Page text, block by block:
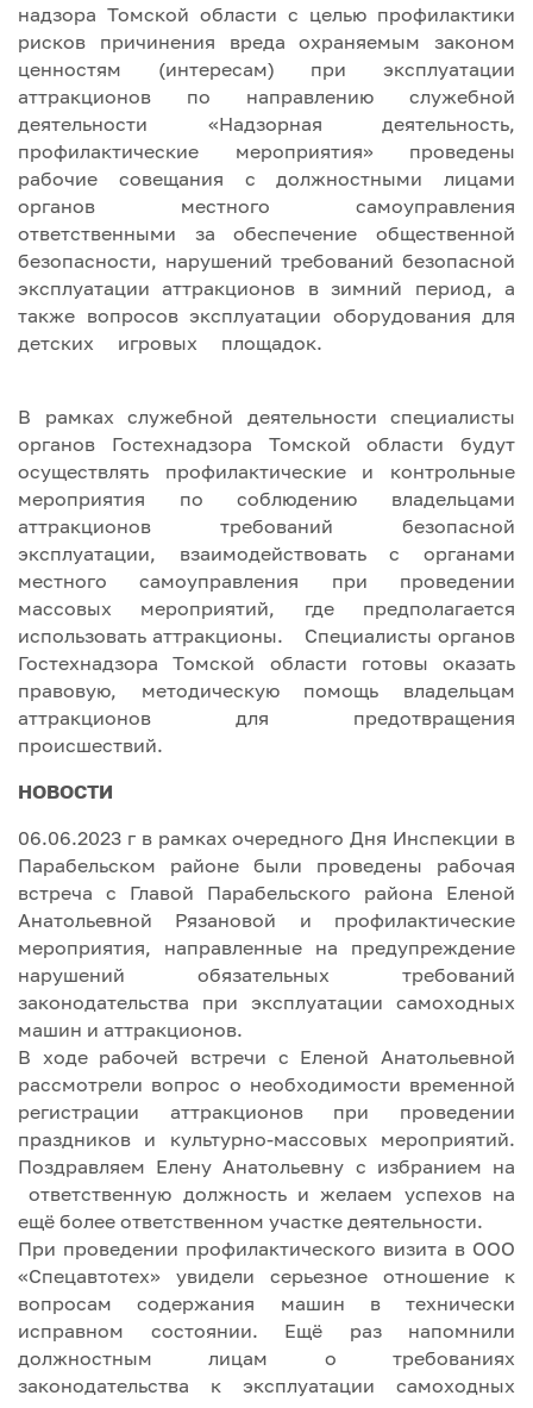
надзора Томской области с целью профилактики
рисков причинения вреда охраняемым законом
ценностям (интересам) при эксплуатации
аттракционов по направлению служебной
деятельности «Надзорная деятельность,
профилактические мероприятия» проведены
рабочие совещания с должностными лицами
органов местного самоуправления
ответственными за обеспечение общественной
безопасности, нарушений требований безопасной
эксплуатации аттракционов в зимний период, а
также вопросов эксплуатации оборудования для
детских игровых площадок.
В рамках служебной деятельности специалисты
органов Гостехнадзора Томской области будут
осуществлять профилактические и контрольные
мероприятия по соблюдению владельцами
аттракционов требований безопасной
эксплуатации, взаимодействовать с органами
местного самоуправления при проведении
массовых мероприятий, где предполагается
использовать аттракционы. Специалисты органов
Гостехнадзора Томской области готовы оказать
правовую, методическую помощь владельцам
аттракционов для предотвращения
происшествий.
НОВОСТИ
06.06.2023 г в рамках очередного Дня Инспекции в
Парабельском районе были проведены рабочая
встреча с Главой Парабельского района Еленой
Анатольевной Рязановой и профилактические
мероприятия, направленные на предупреждение
нарушений обязательных требований
законодательства при эксплуатации самоходных
машин и аттракционов.
В ходе рабочей встречи с Еленой Анатольевной
рассмотрели вопрос о необходимости временной
регистрации аттракционов при проведении
праздников и культурно-массовых мероприятий.
Поздравляем Елену Анатольевну с избранием на
ответственную должность и желаем успехов на
ещё более ответственном участке деятельности.
При проведении профилактического визита в ООО
«Спецавтотех» увидели серьезное отношение к
вопросам содержания машин в технически
исправном состоянии. Ещё раз напомнили
должностным лицам о требованиях
законодательства к эксплуатации самоходных